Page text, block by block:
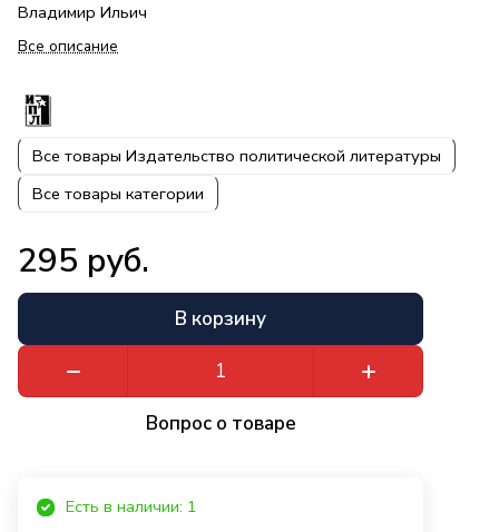
Владимир Ильич
Все описание
Все товары Издательство политической литературы
Все товары категории
295 руб.
В корзину
Вопрос о товаре
Есть в наличии: 1